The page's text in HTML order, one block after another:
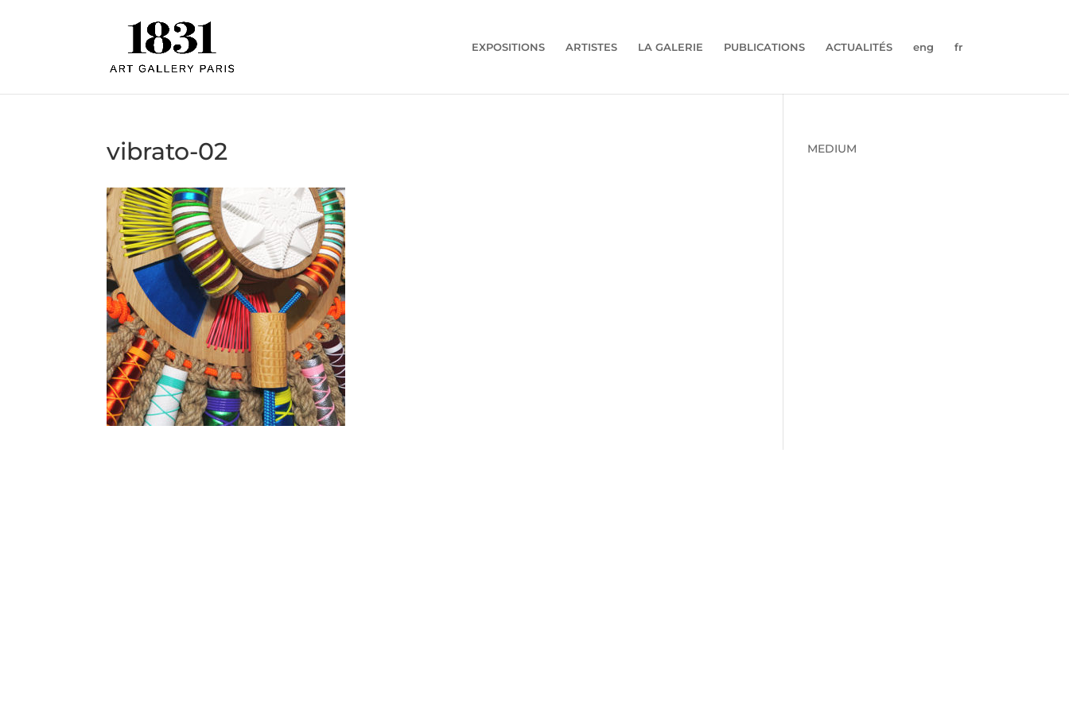
EXPOSITIONS ARTISTES LA GALERIE PUBLICATIONS ACTUALITÉS eng fr
vibrato-02 MEDIUM